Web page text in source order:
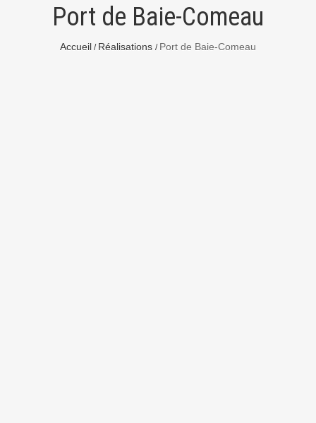
Port de Baie-Comeau
Accueil Réalisations Port de Baie-Comeau